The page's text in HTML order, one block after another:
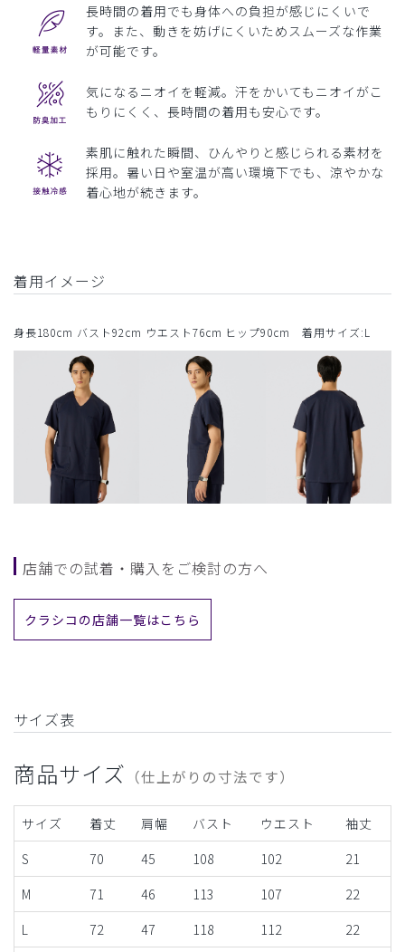
長時間の着用でも身体への負担が感じにくいで
す。また、動きを妨げにくいためスムーズな作業
が可能です。
気になるニオイを軽減。汗をかいてもニオイがこ
もりにくく、長時間の着用も安心です。
素肌に触れた瞬間、ひんやりと感じられる素材を
採用。暑い日や室温が高い環境下でも、涼やかな
着心地が続きます。
着用イメージ
身長180cm バスト92cm ウエスト76cm ヒップ90cm 着用サイズ:L
店舗での試着・購入をご検討の方へ
クラシコの店舗一覧はこちら
サイズ表
商品サイズ （仕上がりの寸法です）
サイズ 着丈 肩幅 バスト ウエスト
袖丈
S
70 45 108 102
21
M
71 46 113 107
22
L
72 47 118 112 22